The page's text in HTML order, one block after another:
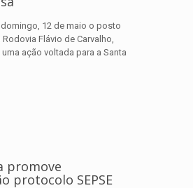
12 de maio o posto
Rodovia Flávio de Carvalho,
ação voltada para a Santa
promove
protocolo SEPSE